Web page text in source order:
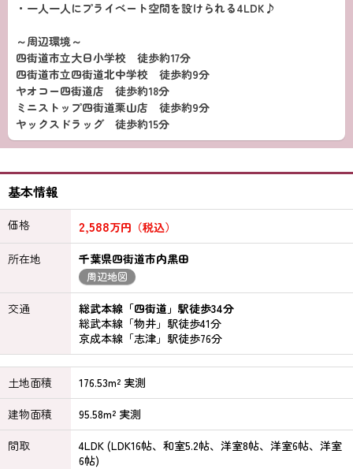
・一人一人にプライベート空間を設けられる4LDK♪
～周辺環境～
四街道市立大日小学校 徒歩約17分
四街道市立四街道北中学校 徒歩約9分
ヤオコー四街道店 徒歩約18分
ミニストップ四街道栗山店 徒歩約9分
ヤックスドラッグ 徒歩約15分
基本情報
価格 2,588万円（税込）
所在地
千葉県四街道市内黒田
周辺地図
交通
総武本線「四街道」駅徒歩34分
総武本線「物井」駅徒歩41分
京成本線「志津」駅徒歩76分
土地面積
176.53m² 実測
建物面積
95.58m² 実測
間取
4LDK (LDK16帖、和室5.2帖、洋室8帖、洋室6帖、洋室
6帖)